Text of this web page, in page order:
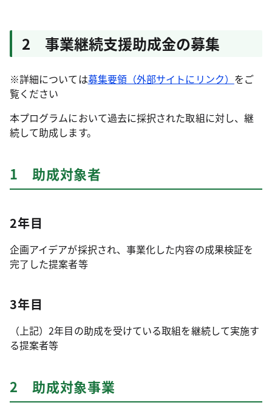
2 事業継続支援助成金の募集
※詳細については募集要領（外部サイトにリンク） をご
覧ください
本プログラムにおいて過去に採択された取組に対し、継
続して助成します。
1 助成対象者
2年目
企画アイデアが採択され、事業化した内容の成果検証を
完了した提案者等
3年目
（上記）2年目の助成を受けている取組を継続して実施す
る提案者等
2 助成対象事業